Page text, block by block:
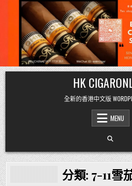
Skip
to
content
HK
全新的香港中文版
MENU
分類: 7-11雪